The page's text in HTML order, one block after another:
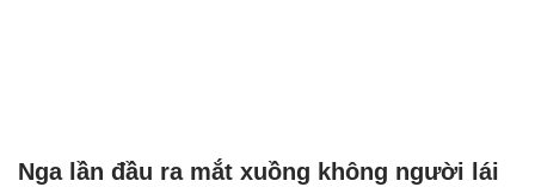
Nga lần đầu ra mắt xuồng không người lái